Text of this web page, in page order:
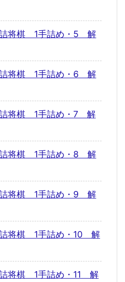
詰将棋 1手詰め・5 解
詰将棋 1手詰め・6 解
詰将棋 1手詰め・7 解
詰将棋 1手詰め・8 解
詰将棋 1手詰め・9 解
詰将棋 1手詰め・10 解
将棋 1手詰め・11 解